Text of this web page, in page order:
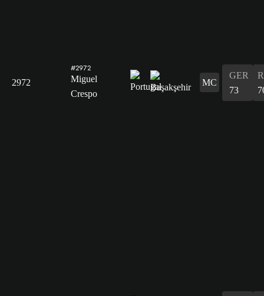
2972
#2972
Miguel
Crespo
MC
GER
73